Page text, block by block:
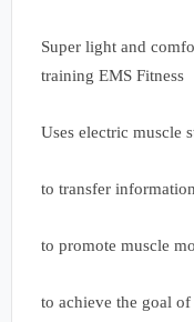
Super light and
training EMS Fitness
Uses electric muscle
to transfer
to promote muscle
to achieve the goal